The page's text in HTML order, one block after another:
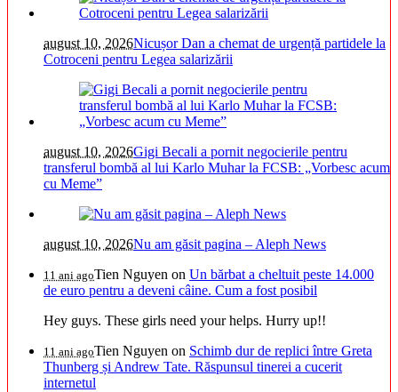
august 10, 2026Nicușor Dan a chemat de urgență partidele la
Cotroceni pentru Legea salarizării
august 10, 2026Gigi Becali a pornit negocierile pentru
transferul bombă al lui Karlo Muhar la FCSB: „Vorbesc acum
cu Meme”
august 10, 2026Nu am găsit pagina – Aleph News
11 ani agoTien Nguyen on Un bărbat a cheltuit peste 14.000
de euro pentru a deveni câine. Cum a fost posibil
Hey guys. These girls need your helps. Hurry up!!
11 ani agoTien Nguyen on Schimb dur de replici între Greta
Thunberg și Andrew Tate. Răspunsul tinerei a cucerit
internetul